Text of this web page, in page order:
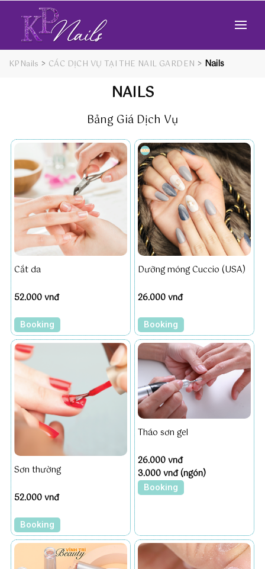
KPNails > CÁC DỊCH VỤ TẠI THE NAIL GARDEN > Nails
NAILS
Bảng Giá Dịch Vụ
Cắt da
52.000 vnđ
Booking
Dưỡng móng Cuccio (USA)
26.000 vnđ
Booking
Sơn thường
52.000 vnđ
Booking
Tháo sơn gel
26.000 vnđ
3.000 vnđ (ngón)
Booking